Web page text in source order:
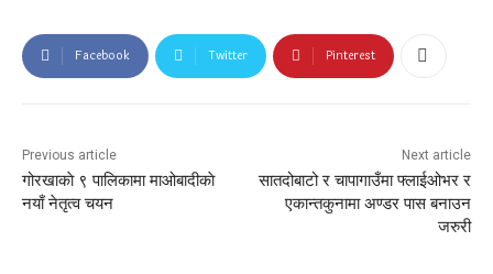
Facebook Twitter Pinterest
Previous article
गोरखाकाे ९ पालिकामा माओबादीकाे
नयाँ नेतृत्व चयन
Next article
सातदोबाटो र चापागाउँमा फ्लाईओभर र
एकान्तकुनामा अण्डर पास बनाउन
जरुरी